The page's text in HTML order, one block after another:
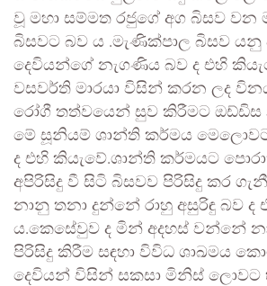
වූ මහා සම්මත රජුගේ අග බිසව වන
බිසවට බව ය .මැණික්පාල බිසව
දෙවියන්ගේ නැගණිය බව ද එහි
වසවර්ති මාරයා විසින් කරන ලද
රෝගී තත්වයෙන් සුව කිරීමට ඔඩ්ඩිස
මේ සූනියම් ශාන්ති කර්මය
ද එහි කියැවේ.ශාන්ති කර්මයට
අපිරිසිදු වී සිටි බිසවව පිරිසිදු කර
නානු තනා දුන්නේ රාහු අසුරිඳු බව ද
ය.කෙසේවුව ද මින් අදහස් වන්නේ
පිරිසිදු කිරීම සඳහා විවිධ ශාඛමය
දෙවියන් විසින් සකසා මිනිස් ලොවට